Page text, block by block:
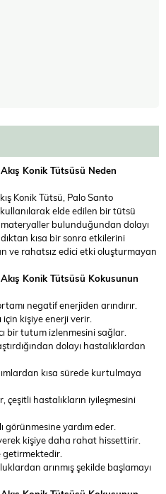
Konik Tütsüsü Neden
Konik Tütsü, Palo Santo
elde edilen bir tütsü
bulunduğundan dolayı
kısa bir sonra etkilerini
ve rahatsız edici etki oluşturmayan
Konik Tütsüsü Kokusunun
negatif enerjiden arındırır.
için kişiye enerji verir.
bir tutum izlenmesini sağlar.
dolayı hastalıklardan
kısa sürede kurtulmaya
çeşitli hastalıkların iyileşmesini
görünmesine yardım eder.
kişiye daha rahat hissettirir.
getirmektedir.
arınmış şekilde başlamayı